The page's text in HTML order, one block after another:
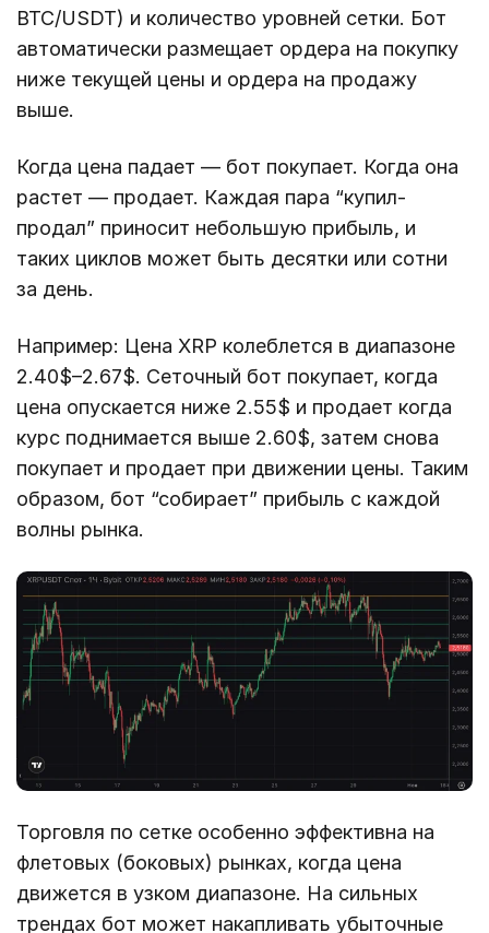
BTC/USDT) и количество уровней сетки. Бот
автоматически размещает ордера на покупку
ниже текущей цены и ордера на продажу
выше.
Когда цена падает — бот покупает. Когда она
растет — продает. Каждая пара “купил-
продал” приносит небольшую прибыль, и
таких циклов может быть десятки или сотни
за день.
Например: Цена XRP колеблется в диапазоне
2.40$–2.67$. Сеточный бот покупает, когда
цена опускается ниже 2.55$ и продает когда
курс поднимается выше 2.60$, затем снова
покупает и продает при движении цены. Таким
образом, бот “собирает” прибыль с каждой
волны рынка.
Торговля по сетке особенно эффективна на
флетовых (боковых) рынках, когда цена
движется в узком диапазоне. На сильных
трендах бот может накапливать убыточные